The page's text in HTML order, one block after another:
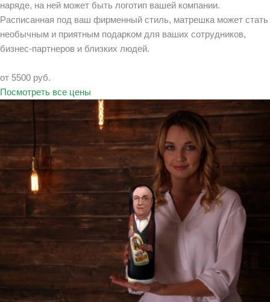
наряде, на ней может быть логотип вашей компании.
Расписанная под ваш фирменный стиль, матрешка может стать
необычным и приятным подарком для ваших сотрудников,
бизнес-партнеров и близких людей.
от 5500 руб.
Посмотреть все цены